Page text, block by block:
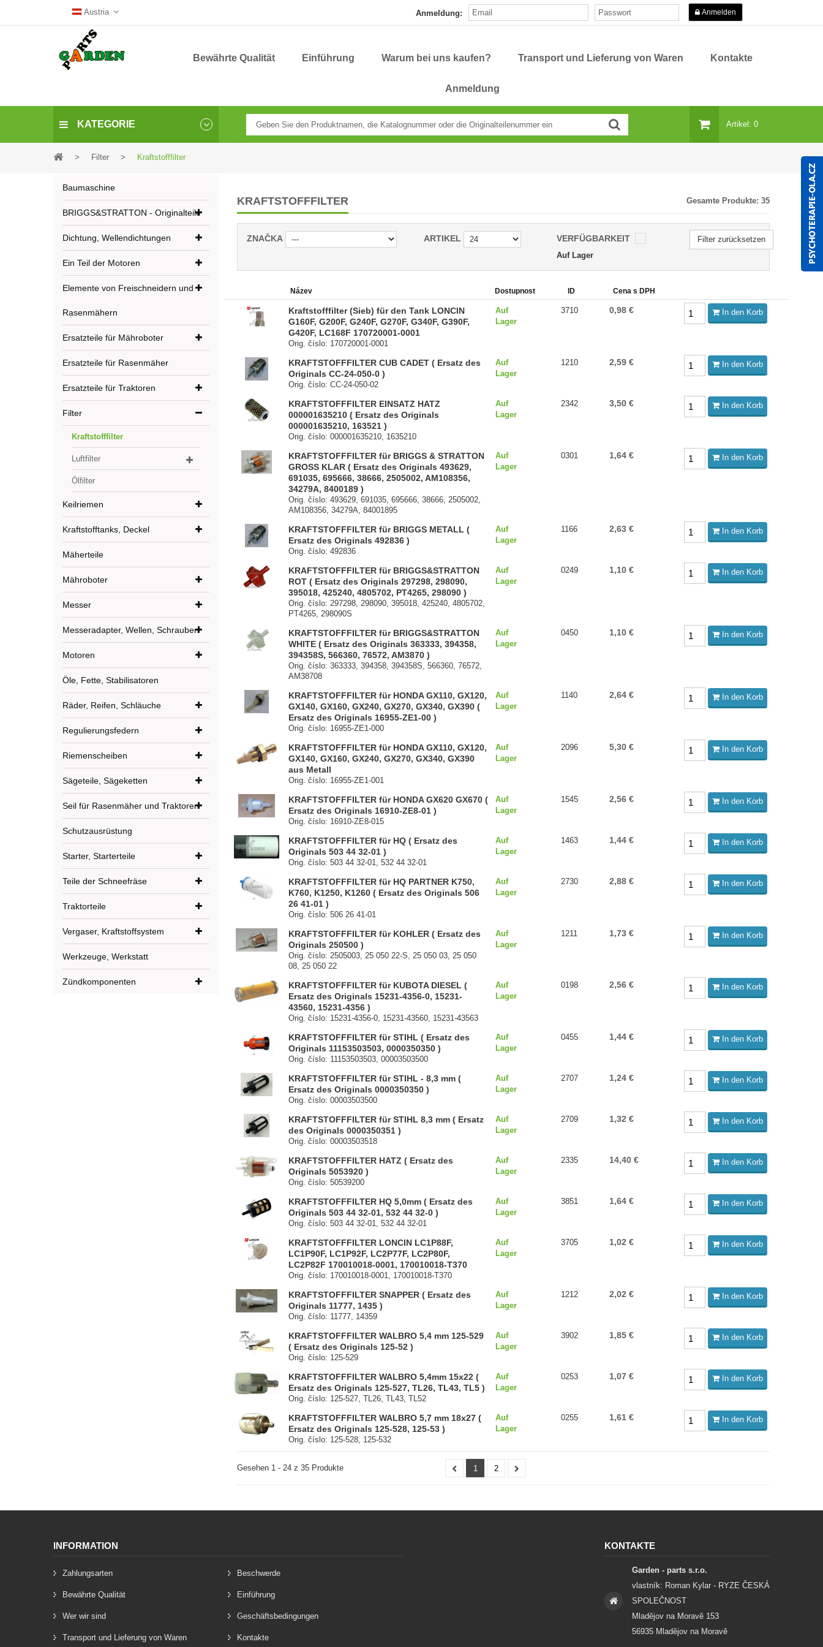
Austria Anmeldung: Anmelden
Bewährte Qualität Einführung Warum bei uns kaufen? Transport und Lieferung von Waren Kontakte
Anmeldung
KATEGORIE Artikel: 0
> Filter > Kraftstofffilter
Baumaschine
BRIGGS&STRATTON - Originalteile
Dichtung, Wellendichtungen
Ein Teil der Motoren
Elemente von Freischneidern und
Rasenmähern
Ersatzteile für Mähroboter
Ersatzteile für Rasenmäher
Ersatzteile für Traktoren
Filter
Kraftstofffilter
Luftfilter
Ölfilter
Keilriemen
Kraftstofftanks, Deckel
Mäherteile
Mähroboter
Messer
Messeradapter, Wellen, Schrauben
Motoren
Öle, Fette, Stabilisatoren
Räder, Reifen, Schläuche
Regulierungsfedern
Riemenscheiben
Sägeteile, Sägeketten
Seil für Rasenmäher und Traktoren
Schutzausrüstung
Starter, Starterteile
Teile der Schneefräse
Traktorteile
Vergaser, Kraftstoffsystem
Werkzeuge, Werkstatt
Zündkomponenten
KRAFTSTOFFFILTER Gesamte Produkte: 35
ZNAČKA ARTIKEL VERFÜGBARKEIT
Auf Lager
Filter zurücksetzen
Název Dostupnost ID Cena s DPH
Kraftstofffilter (Sieb) für den Tank LONCIN
G160F, G200F, G240F, G270F, G340F, G390F,
G420F, LC168F 170720001-0001
Orig. číslo: 170720001-0001
Auf
Lager
3710 0,98 € In den Korb
KRAFTSTOFFFILTER CUB CADET ( Ersatz des
Originals CC-24-050-0 )
Orig. číslo: CC-24-050-02
Auf
Lager
1210 2,59 € In den Korb
KRAFTSTOFFFILTER EINSATZ HATZ
000001635210 ( Ersatz des Originals
000001635210, 163521 )
Orig. číslo: 000001635210, 1635210
Auf
Lager
2342 3,50 € In den Korb
KRAFTSTOFFFILTER für BRIGGS & STRATTON
GROSS KLAR ( Ersatz des Originals 493629,
691035, 695666, 38666, 2505002, AM108356,
34279A, 8400189 )
Orig. číslo: 493629, 691035, 695666, 38666, 2505002,
AM108356, 34279A, 84001895
Auf
Lager
0301 1,64 € In den Korb
KRAFTSTOFFFILTER für BRIGGS METALL (
Ersatz des Originals 492836 )
Orig. číslo: 492836
Auf
Lager
1166 2,63 € In den Korb
KRAFTSTOFFFILTER für BRIGGS&STRATTON
ROT ( Ersatz des Originals 297298, 298090,
395018, 425240, 4805702, PT4265, 298090 )
Orig. číslo: 297298, 298090, 395018, 425240, 4805702,
PT4265, 298090S
Auf
Lager
0249 1,10 € In den Korb
KRAFTSTOFFFILTER für BRIGGS&STRATTON
WHITE ( Ersatz des Originals 363333, 394358,
394358S, 566360, 76572, AM3870 )
Orig. číslo: 363333, 394358, 394358S, 566360, 76572,
AM38708
Auf
Lager
0450 1,10 € In den Korb
KRAFTSTOFFFILTER für HONDA GX110, GX120,
GX140, GX160, GX240, GX270, GX340, GX390 (
Ersatz des Originals 16955-ZE1-00 )
Orig. číslo: 16955-ZE1-000
Auf
Lager
1140 2,64 € In den Korb
KRAFTSTOFFFILTER für HONDA GX110, GX120,
GX140, GX160, GX240, GX270, GX340, GX390
aus Metall
Orig. číslo: 16955-ZE1-001
Auf
Lager
2096 5,30 € In den Korb
KRAFTSTOFFFILTER für HONDA GX620 GX670 (
Ersatz des Originals 16910-ZE8-01 )
Orig. číslo: 16910-ZE8-015
Auf
Lager
1545 2,56 € In den Korb
KRAFTSTOFFFILTER für HQ ( Ersatz des
Originals 503 44 32-01 )
Orig. číslo: 503 44 32-01, 532 44 32-01
Auf
Lager
1463 1,44 € In den Korb
KRAFTSTOFFFILTER für HQ PARTNER K750,
K760, K1250, K1260 ( Ersatz des Originals 506
26 41-01 )
Orig. číslo: 506 26 41-01
Auf
Lager
2730 2,88 € In den Korb
KRAFTSTOFFFILTER für KOHLER ( Ersatz des
Originals 250500 )
Orig. číslo: 2505003, 25 050 22-S, 25 050 03, 25 050
08, 25 050 22
Auf
Lager
1211 1,73 € In den Korb
KRAFTSTOFFFILTER für KUBOTA DIESEL (
Ersatz des Originals 15231-4356-0, 15231-
43560, 15231-4356 )
Orig. číslo: 15231-4356-0, 15231-43560, 15231-43563
Auf
Lager
0198 2,56 € In den Korb
KRAFTSTOFFFILTER für STIHL ( Ersatz des
Originals 11153503503, 0000350350 )
Orig. číslo: 11153503503, 00003503500
Auf
Lager
0455 1,44 € In den Korb
KRAFTSTOFFFILTER für STIHL - 8,3 mm (
Ersatz des Originals 0000350350 )
Orig. číslo: 00003503500
Auf
Lager
2707 1,24 € In den Korb
KRAFTSTOFFFILTER für STIHL 8,3 mm ( Ersatz
des Originals 0000350351 )
Orig. číslo: 00003503518
Auf
Lager
2709 1,32 € In den Korb
KRAFTSTOFFFILTER HATZ ( Ersatz des
Originals 5053920 )
Orig. číslo: 50539200
Auf
Lager
2335 14,40 € In den Korb
KRAFTSTOFFFILTER HQ 5,0mm ( Ersatz des
Originals 503 44 32-01, 532 44 32-0 )
Orig. číslo: 503 44 32-01, 532 44 32-01
Auf
Lager
3851 1,64 € In den Korb
KRAFTSTOFFFILTER LONCIN LC1P88F,
LC1P90F, LC1P92F, LC2P77F, LC2P80F,
LC2P82F 170010018-0001, 170010018-T370
Orig. číslo: 170010018-0001, 170010018-T370
Auf
Lager
3705 1,02 € In den Korb
KRAFTSTOFFFILTER SNAPPER ( Ersatz des
Originals 11777, 1435 )
Orig. číslo: 11777, 14359
Auf
Lager
1212 2,02 € In den Korb
KRAFTSTOFFFILTER WALBRO 5,4 mm 125-529
( Ersatz des Originals 125-52 )
Orig. číslo: 125-529
Auf
Lager
3902 1,85 € In den Korb
KRAFTSTOFFFILTER WALBRO 5,4mm 15x22 (
Ersatz des Originals 125-527, TL26, TL43, TL5 )
Orig. číslo: 125-527, TL26, TL43, TL52
Auf
Lager
0253 1,07 € In den Korb
KRAFTSTOFFFILTER WALBRO 5,7 mm 18x27 (
Ersatz des Originals 125-528, 125-53 )
Orig. číslo: 125-528, 125-532
Auf
Lager
0255 1,61 € In den Korb
1 2
Gesehen 1 - 24 z 35 Produkte
INFORMATION
Zahlungsarten Beschwerde
Bewährte Qualität Einführung
Wer wir sind Geschäftsbedingungen
Transport und Lieferung von Waren Kontakte
KONTAKTE
Garden - parts s.r.o.
vlastník: Roman Kylar - RYZE ČESKÁ
SPOLEČNOST
Mladějov na Moravě 153
56935 Mladějov na Moravě